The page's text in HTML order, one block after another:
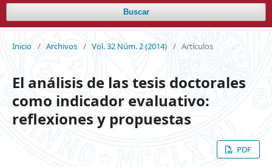
Buscar
Inicio / Archivos / Vol. 32 Núm. 2 (2014) / Artículos
El análisis de las tesis doctorales
como indicador evaluativo:
reflexiones y propuestas
PDF